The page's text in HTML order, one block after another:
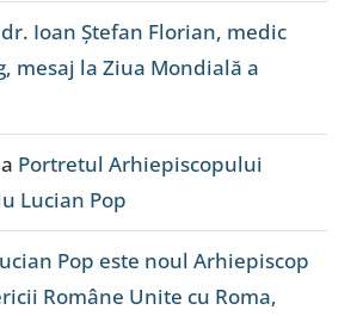
Ioan Ștefan Florian, medic
mesaj la Ziua Mondială a
Portretul Arhiepiscopului
Lucian Pop
Pop este noul Arhiepiscop
Române Unite cu Roma,